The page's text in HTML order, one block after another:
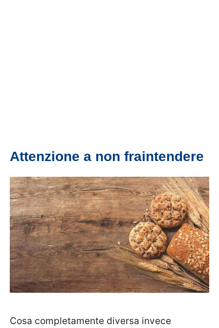
Attenzione a non fraintendere
Cosa completamente diversa invece